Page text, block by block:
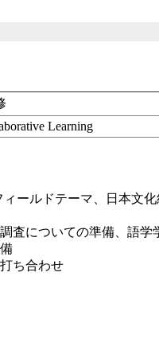
Learning
ールドテーマ、日本文化
査についての準備、語学
ち合わせ